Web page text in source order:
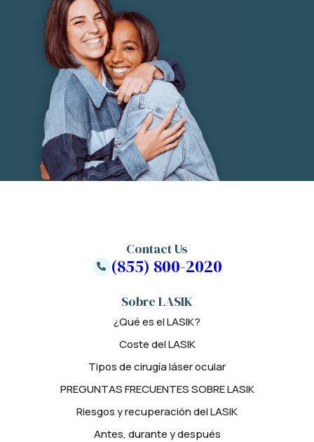
Sobre LASIK
¿Qué es el LASIK?
Coste del LASIK
Tipos de cirugía láser ocular
PREGUNTAS FRECUENTES SOBRE LASIK
Riesgos y recuperación del LASIK
Antes, durante y después
Contact Us
(855) 800-2020